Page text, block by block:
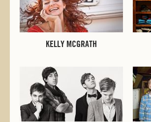
KELLY MCGRATH